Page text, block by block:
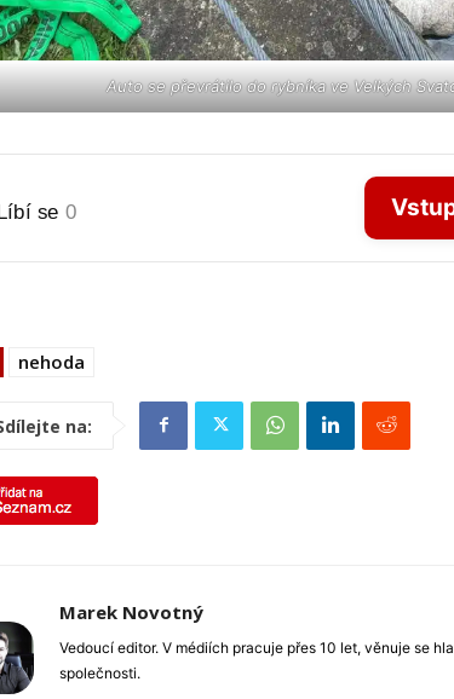
Auto se převrátilo do rybníka ve Velkých
nehoda
na:
Marek Novotný
Vedoucí editor. V médiích pracuje přes 10 let, věnuje se
společnosti.